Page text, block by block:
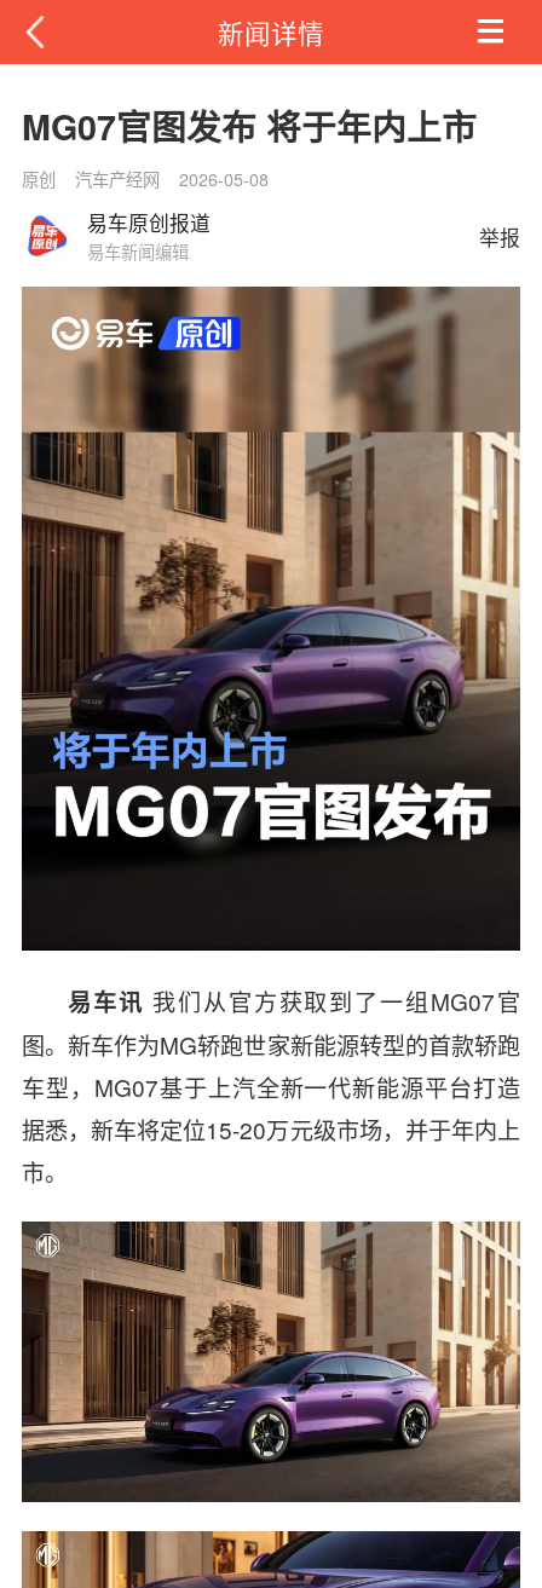
新闻详情
MG07官图发布 将于年内上市
原创 汽车产经网 2026-05-08
易车原创报道
易车新闻编辑
举报
易车讯 我们从官方获取到了一组MG07官
图。新车作为MG轿跑世家新能源转型的首款轿跑
车型， MG07基于上汽全新一代新能源平台打造
据悉，新车将定位15-20万元级市场，并于年内上
市。